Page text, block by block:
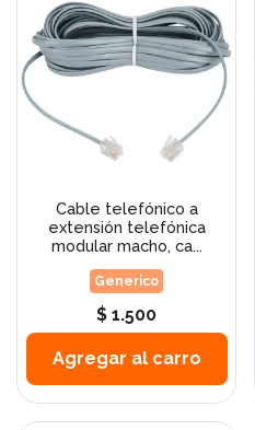
Cable telefónico a
extensión telefónica
modular macho, ca...
Generico
$ 1.500
Agregar al carro